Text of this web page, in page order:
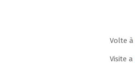
Volte à
Visite a